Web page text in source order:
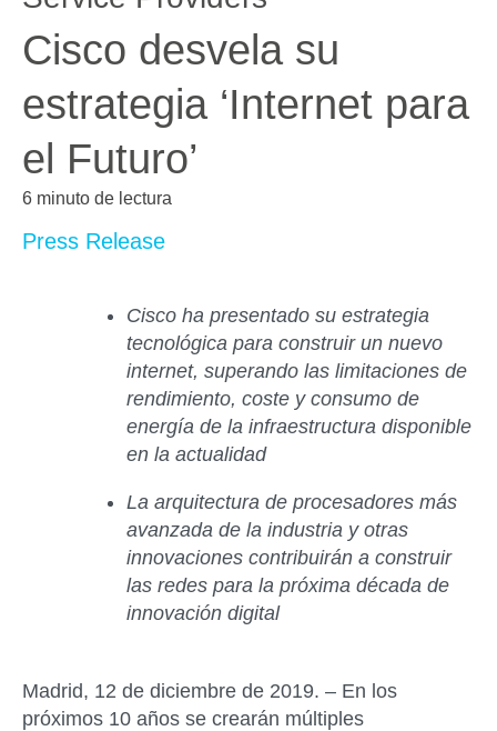
Cisco desvela su
estrategia ‘Internet para
el Futuro’
6 minuto de lectura
Press Release
Cisco ha presentado su estrategia
tecnológica para construir un nuevo
internet, superando las limitaciones de
rendimiento, coste y consumo de
energía de la infraestructura disponible
en la actualidad
La arquitectura de procesadores más
avanzada de la industria y otras
innovaciones contribuirán a construir
las redes para la próxima década de
innovación digital
Madrid, 12 de diciembre de 2019. – En los
próximos 10 años se crearán múltiples